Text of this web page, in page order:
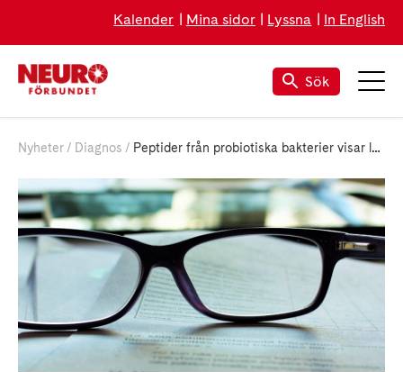
Kalender Mina sidor Lyssna In English
Sök
Nyheter Diagnos Peptider från probiotiska bakterier visar lovande effekt mot TBE och covid-19